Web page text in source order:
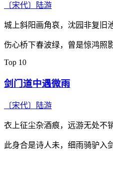
〔宋代〕 陆游
城上斜阳画角哀，沈园非复旧
伤心桥下春波绿，曾是惊鸿照
Top 10
剑门道中遇微雨
〔宋代〕 陆游
衣上征尘杂酒痕，远游无处不
此身合是诗人未，细雨骑驴入